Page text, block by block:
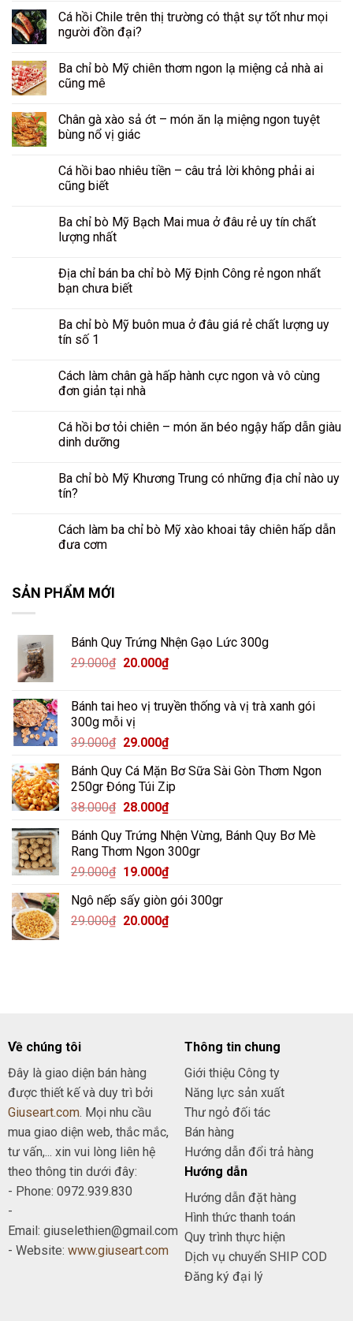
Cá hồi Chile trên thị trường có thật sự tốt như mọi
người đồn đại?
Ba chỉ bò Mỹ chiên thơm ngon lạ miệng cả nhà ai
cũng mê
Chân gà xào sả ớt – món ăn lạ miệng ngon tuyệt
bùng nổ vị giác
Cá hồi bao nhiêu tiền – câu trả lời không phải ai
cũng biết
Ba chỉ bò Mỹ Bạch Mai mua ở đâu rẻ uy tín chất
lượng nhất
Địa chỉ bán ba chỉ bò Mỹ Định Công rẻ ngon nhất
bạn chưa biết
Ba chỉ bò Mỹ buôn mua ở đâu giá rẻ chất lượng uy
tín số 1
Cách làm chân gà hấp hành cực ngon và vô cùng
đơn giản tại nhà
Cá hồi bơ tỏi chiên – món ăn béo ngậy hấp dẫn giàu
dinh dưỡng
Ba chỉ bò Mỹ Khương Trung có những địa chỉ nào uy
tín?
Cách làm ba chỉ bò Mỹ xào khoai tây chiên hấp dẫn
đưa cơm
SẢN PHẨM MỚI
Bánh Quy Trứng Nhện Gạo Lức 300g
29.000₫ Giá
29.000₫.
20.000₫Giá
là:
Bánh tai heo vị truyền thống và vị trà xanh gói
300g mỗi vị
39.000₫ Giá
là:
39.000₫.
29.000₫Giá
tại
là:
29.000₫.
Bánh Quy Cá Mặn Bơ Sữa Sài Gòn Thơm Ngon
250gr Đóng Túi Zip
38.000₫ Giá
là:
38.000₫.
28.000₫Giá
tại
là:
28.000₫.
Bánh Quy Trứng Nhện Vừng, Bánh Quy Bơ Mè
Rang Thơm Ngon 300gr
29.000₫ Giá
là:
29.000₫.
19.000₫Giá
tại
là:
Ngô nếp sấy giòn gói 300gr
29.000₫ Giá
20.000₫Giá
Về chúng tôi
Đây là giao diện bán hàng
được thiết kế và duy trì bởi
Giuseart.com. Mọi nhu cầu
mua giao diện web, thắc mắc,
tư vấn,... xin vui lòng liên hệ
theo thông tin dưới đây:
- Phone: 0972.939.830
-
Email: giuselethien@gmail.com
- Website: www.giuseart.com
Thông tin chung
Giới thiệu Công ty
Năng lực sản xuất
Thư ngỏ đối tác
Bán hàng
Hướng dẫn đổi trả hàng
Hướng dẫn
Hướng dẫn đặt hàng
Hình thức thanh toán
Quy trình thực hiện
Dịch vụ chuyển SHIP COD
Đăng ký đại lý